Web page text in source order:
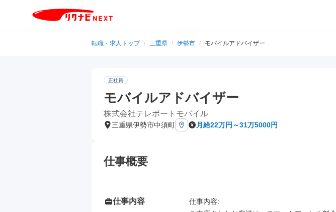
転職・求人トップ / 三重県 / 伊勢市 / モバイルアドバイザー
正社員
モバイルアドバイザー
株式会社テレポートモバイル
三重県伊勢市中須町 月給22万円～31万5000円
仕事概要
仕事内容
仕事内容: